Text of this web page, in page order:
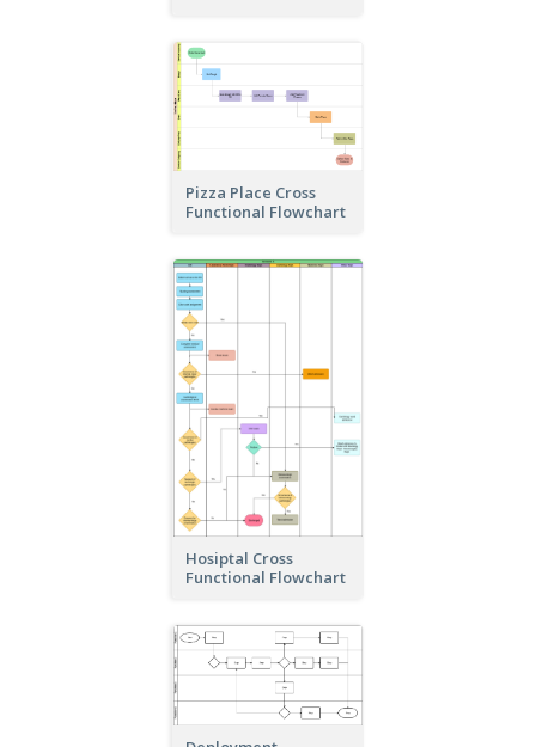
Pizza Place Cross
Functional Flowchart
Hosiptal Cross
Functional Flowchart